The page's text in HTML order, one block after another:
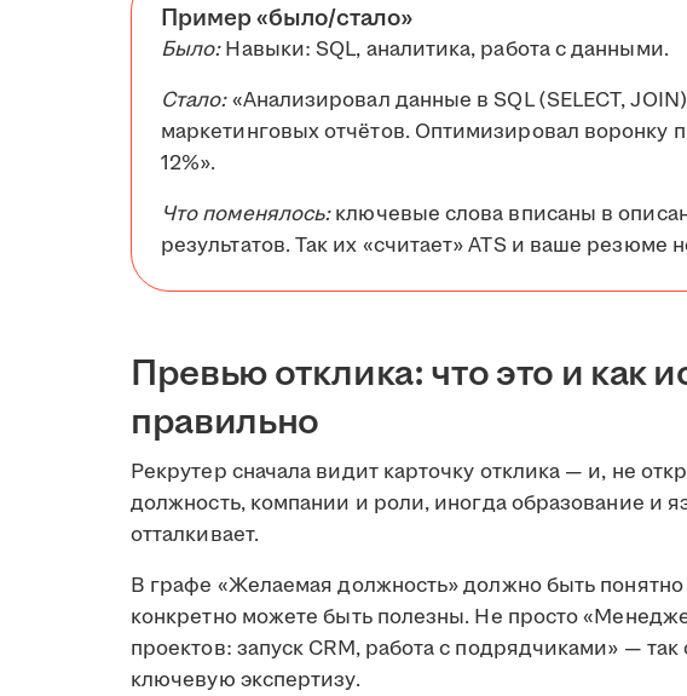
Пример «было/стало»
Было:Навыки: SQL, аналитика, работа с данными.
Стало:«Анализировал данные в SQL (SELECT,
маркетинговых отчётов. Оптимизировал
12%».
Что поменялось:ключевые слова вписаны в
результатов. Так их «считает» ATS и ваше резюме
Превью отклика: что это и как
правильно
Рекрутер сначала видит карточку отклика — и, не
должность, компании и роли, иногда образование и
отталкивает.
В графе «Желаемая должность» должно быть
конкретно можете быть полезны. Не просто
проектов: запуск CRM, работа с подрядчиками» —
ключевую экспертизу.